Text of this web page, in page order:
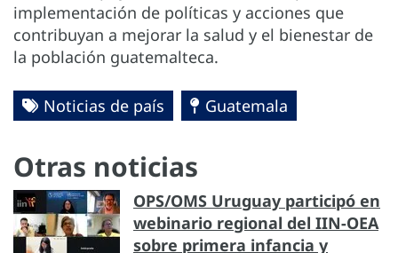
implementación de políticas y acciones que
contribuyan a mejorar la salud y el bienestar de
la población guatemalteca.
Noticias de país Guatemala
Otras noticias
OPS/OMS Uruguay participó en
webinario regional del IIN-OEA
sobre primera infancia y